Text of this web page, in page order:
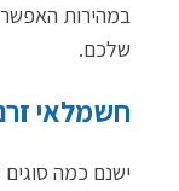
במהירות
שלכם.
חשמלאי
‏ישנם כמה